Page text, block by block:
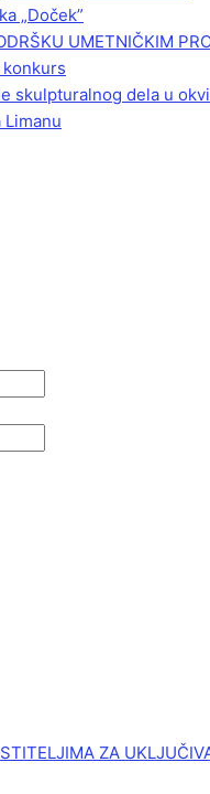
„Doček”
UMETNIČKIM
skulpturalnog dela u
ZA